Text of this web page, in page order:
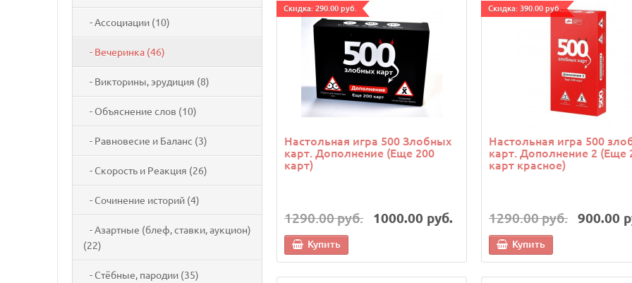
- Ассоциации (10)
- Вечеринка (46)
- Викторины, эрудиция (8)
- Объяснение слов (10)
- Равновесие и Баланс (3)
- Скорость и Реакция (26)
- Сочинение историй (4)
- Азартные (блеф, ставки, аукцион)
(22)
- Стёбные, пародии (35)
Cкидка: 290.00 руб.
Настольная игра 500 Злобных
карт. Дополнение (Еще 200
карт)
1290.00 руб. 1000.00 руб.
Купить
Cкидка: 390.00 руб.
Настольная игра 500
карт. Дополнение 2 (Еще
карт красное)
1290.00 руб. 900.00
Купить